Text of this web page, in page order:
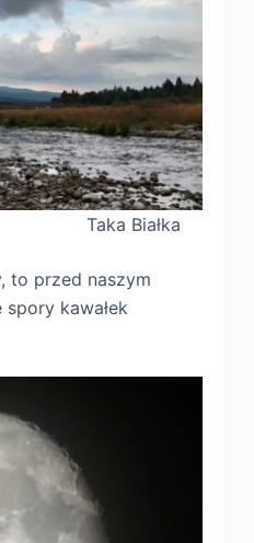
to przed naszym
kawałek